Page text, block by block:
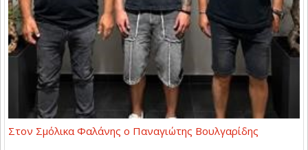
Στον Σμόλικα Φαλάνης ο Παναγιώτης Βουλγαρίδης